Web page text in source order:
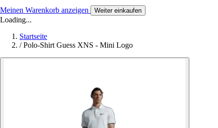
Meinen Warenkorb anzeigen Weiter einkaufen
Loading...
Startseite
/ Polo-Shirt Guess XNS - Mini Logo